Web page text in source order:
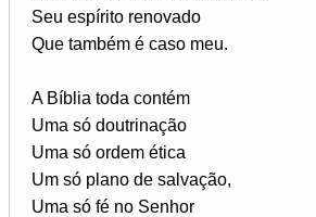
Seu espírito renovado
Que também é caso meu.
A Bíblia toda contém
Uma só doutrinação
Uma só ordem ética
Um só plano de salvação,
Uma só fé no Senhor